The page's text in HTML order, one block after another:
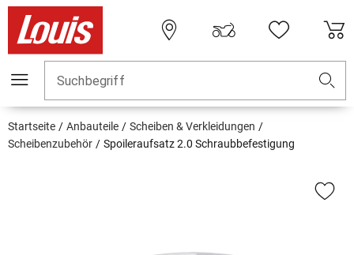
Suchbegriff
Startseite Anbauteile
Scheiben & Verkleidungen
Scheibenzubehör
Spoileraufsatz 2.0 Schraubbefestigung